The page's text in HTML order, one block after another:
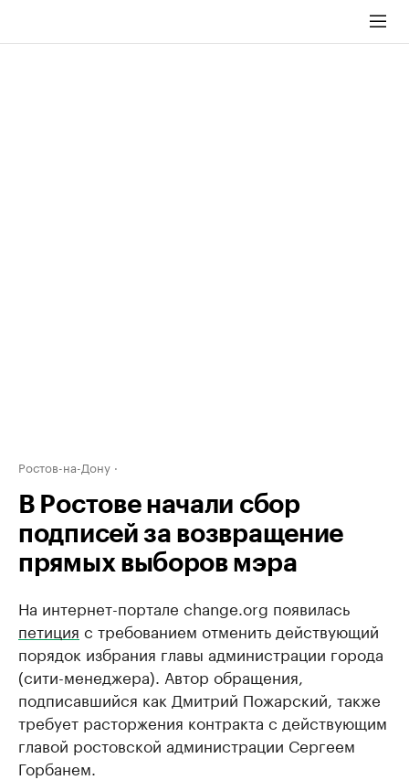
Ростов-на-Дону
В Ростове начали сбор
подписей за возвращение
прямых выборов мэра
На интернет-портале change.org появилась
петиция с требованием отменить действующий
порядок избрания главы администрации города
(сити-менеджера). Автор обращения,
подписавшийся как Дмитрий Пожарский, также
требует расторжения контракта с действующим
главой ростовской администрации Сергеем
Горбанем.